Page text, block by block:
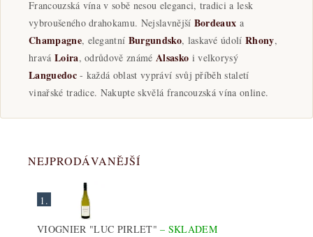
Francouzská vína v sobě nesou eleganci, tradici a lesk
vybroušeného drahokamu. Nejslavnější Bordeaux a
Champagne, elegantní Burgundsko, laskavé údolíRhony,
hravá Loira, odrůdově známé Alsasko i velkorysý
Languedoc- každá oblast vypráví svůj příběh staletí
vinařské tradice. Nakupte skvělá francouzská vína online.
NEJPRODÁVANĚJŠÍ
1.
VIOGNIER "LUC PIRLET"– SKLADEM